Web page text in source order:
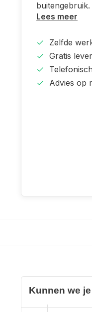
buitengebruik.
Lees meer
Zelfde
Gratis
Advies op
Kunnen we